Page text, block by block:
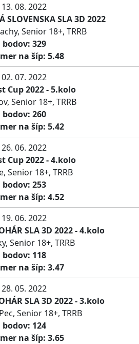
13. 08. 2022
SLOVENSKA SLA 3D 2022
Senior 18+, TRRB
bodov: 329
na šíp: 5.48
02. 07. 2022
Cup 2022 - 5.kolo
Senior 18+, TRRB
bodov: 260
na šíp: 5.42
26. 06. 2022
Cup 2022 - 4.kolo
Senior 18+, TRRB
bodov: 253
na šíp: 4.52
19. 06. 2022
SLA 3D 2022 - 4.kolo
Senior 18+, TRRB
bodov: 118
na šíp: 3.47
28. 05. 2022
SLA 3D 2022 - 3.kolo
Senior 18+, TRRB
bodov: 124
na šíp: 3.65